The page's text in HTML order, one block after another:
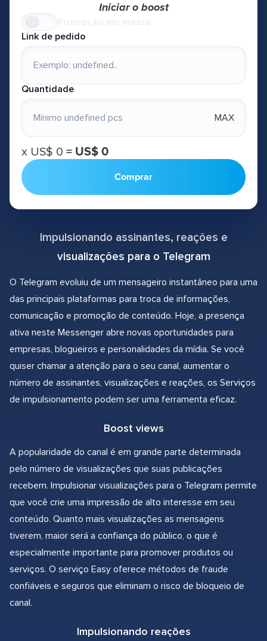
Iniciar o boost
Link de pedido
Quantidade
MAX
х US$ 0 = US$ 0
Comprar
Impulsionando assinantes, reações e
visualizações para o Telegram
O Telegram evoluiu de um mensageiro instantâneo para uma
das principais plataformas para troca de informações,
comunicação e promoção de conteúdo. Hoje, a presença
ativa neste Messenger abre novas oportunidades para
empresas, blogueiros e personalidades da mídia. Se você
quiser chamar a atenção para o seu canal, aumentar o
número de assinantes, visualizações e reações, os Serviços
de impulsionamento podem ser uma ferramenta eficaz.
Boost views
A popularidade do canal é em grande parte determinada
pelo número de visualizações que suas publicações
recebem. Impulsionar visualizações para o Telegram permite
que você crie uma impressão de alto interesse em seu
conteúdo. Quanto mais visualizações as mensagens
tiverem, maior será a confiança do público, o que é
especialmente importante para promover produtos ou
serviços. O serviço Easy oferece métodos de fraude
confiáveis e seguros que eliminam o risco de bloqueio de
canal.
Impulsionando reações